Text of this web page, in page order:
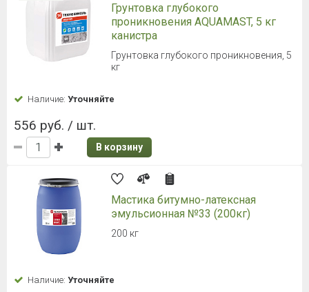
Грунтовка глубокого
проникновения AQUAMAST, 5 кг
канистра
Грунтовка глубокого проникновения, 5
кг
Наличие: Уточняйте
556 руб. / шт.
В корзину
Мастика битумно-латексная
эмульсионная №33 (200кг)
200 кг
Наличие: Уточняйте